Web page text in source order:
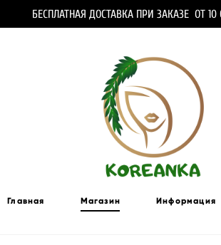
БЕСПЛАТНАЯ ДОСТАВКА ПРИ ЗАКАЗЕ ОТ 10
Главная Магазин Информация